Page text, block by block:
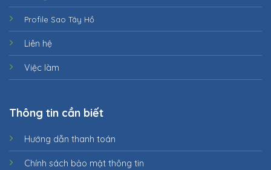
Profile Sao Tây Hồ
Liên hệ
Việc làm
Thông tin cần biết
Hướng dẫn thanh toán
Chính sách bảo mật thông tin